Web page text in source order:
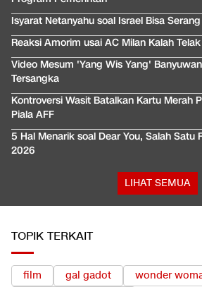
Isyarat Netanyahu soal Israel Bisa
Reaksi Amorim usai AC Milan Kalah
Video Mesum 'Yang Wis Yang'
Tersangka
Kontroversi Wasit Batalkan Kartu Merah
Piala AFF
5 Hal Menarik soal Dear You, Salah Satu
2026
LIHAT SEMUA
TOPIK TERKAIT
film gal gadot
wonder